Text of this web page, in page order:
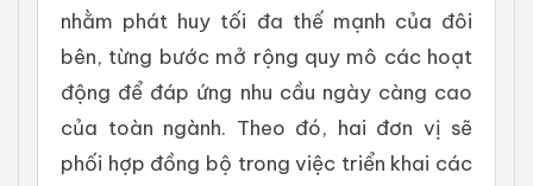
nhằm phát huy tối đa thế mạnh của đôi
bên, từng bước mở rộng quy mô các hoạt
động để đáp ứng nhu cầu ngày càng cao
của toàn ngành. Theo đó, hai đơn vị sẽ
phối hợp đồng bộ trong việc triển khai các